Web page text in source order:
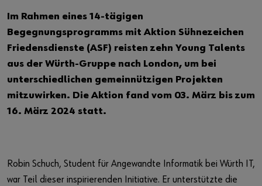
Automation
Im Rahmen eines 14-tägigen
Begegnungsprogramms mit Aktion Sühnezeichen
Friedensdienste (ASF) reisten zehn Young Talents
aus der Würth-Gruppe nach London, um bei
unterschiedlichen gemeinnützigen Projekten
mitzuwirken. Die Aktion fand vom 03. März bis zum
16. März 2024 statt.
Robin Schuch, Student für Angewandte Informatik bei Würth IT,
war Teil dieser inspirierenden Initiative. Er unterstützte die